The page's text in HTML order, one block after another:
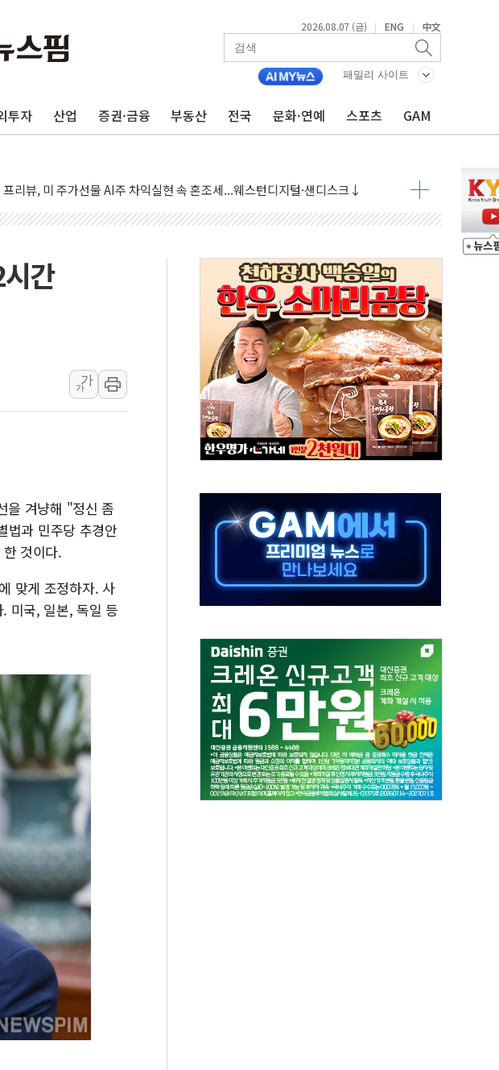
2026.08.07 (금) | ENG | 中文
패밀리 사이트
투자 산업 증권·금융 부동산 전국 문화·연예 스포츠 GAM
견조한 실적 소화하며 대부분 상승… "2분기 기업 순이익 21% 증가" 전망
국방 "러, 우크라 드론으로 나토 회원국 공격 검토… 거짓 깃발 작전"
장 전 특징주...모더나·아이온큐·도어대시↑ VS 샌디스크·피그마·앱러빈↓
관 "영업이익 N% 성과급 반대…상법·자본시장법 개정 논의"
한 단거리 탄도미사일 발사에 긴급 안보 점검회의
에 최고…美 고용 둔화·호르무즈 재개방 기대에 강세
점 드론으로 우크라 민간인 '사파리' 공격… 시민들 공포감 극대화 전략
시] 지수 하락 속 'DGC' 임시 주총 기대감에 홀로 상한가…마진 잔액은 사상 최고
제' 다이먼 "금융시장 레버리지 위험수위…숨은 차입이 더 큰 변수"
염색공장서 화재 1명 중상…대응 1단계 진압 중
업부 장관 "주 52시간 손봐야, 경쟁상대 中과 비교해야"
대 창설 80주년…지역과 함께하는 '선봉'의 대민 봉사
산서 동해로 단거리 탄도미사일 1발 발사… 올해 10번째·42일 만 도발
론 전술, 중남미 콜롬비아에 새 안보 위기… 반군·마약카르텔이 습득해 전투 활용
처리업체서 불 2시간30여분만에 진화...외국인 노동자 숨져
간
가
가
을 겨냥해 "정신 좀
법과 민주당 추경안
것이다.
맞게 조정하자. 사
미국, 일본, 독일 등